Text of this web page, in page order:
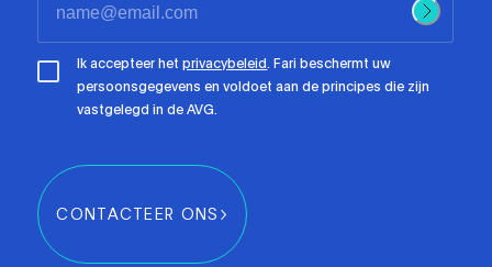
Ik accepteer hetprivacybeleid . Fari beschermt uw
persoonsgegevens en voldoet aan de principes die zijn
vastgelegd in de AVG.
CONTACTEER ONS